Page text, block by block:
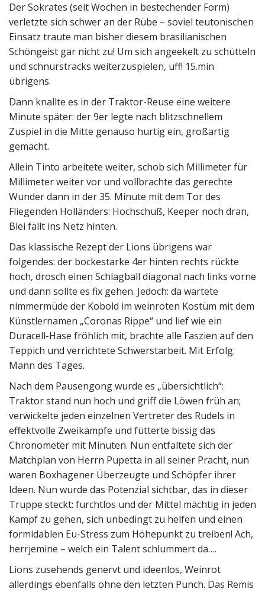
Der Sokrates (seit Wochen in bestechender Form)
verletzte sich schwer an der Rübe – soviel teutonischen
Einsatz traute man bisher diesem brasilianischen
Schöngeist gar nicht zu! Um sich angeekelt zu schütteln
und schnurstracks weiterzuspielen, uff! 15.min
übrigens.
Dann knallte es in der Traktor-Reuse eine weitere
Minute später: der 9er legte nach blitzschnellem
Zuspiel in die Mitte genauso hurtig ein, großartig
gemacht.
Allein Tinto arbeitete weiter, schob sich Millimeter für
Millimeter weiter vor und vollbrachte das gerechte
Wunder dann in der 35. Minute mit dem Tor des
Fliegenden Holländers: Hochschuß, Keeper noch dran,
Blei fällt ins Netz hinten.
Das klassische Rezept der Lions übrigens war
folgendes: der bockestarke 4er hinten rechts rückte
hoch, drosch einen Schlagball diagonal nach links vorne
und dann sollte es fix gehen. Jedoch: da wartete
nimmermüde der Kobold im weinroten Kostüm mit dem
Künstlernamen „Coronas Rippe“ und lief wie ein
Duracell-Hase fröhlich mit, brachte alle Faszien auf den
Teppich und verrichtete Schwerstarbeit. Mit Erfolg.
Mann des Tages.
Nach dem Pausengong wurde es „übersichtlich“:
Traktor stand nun hoch und griff die Löwen früh an;
verwickelte jeden einzelnen Vertreter des Rudels in
effektvolle Zweikämpfe und fütterte bissig das
Chronometer mit Minuten. Nun entfaltete sich der
Matchplan von Herrn Pupetta in all seiner Pracht, nun
waren Boxhagener Überzeugte und Schöpfer ihrer
Ideen. Nun wurde das Potenzial sichtbar, das in dieser
Truppe steckt: furchtlos und der Mittel mächtig in jeden
Kampf zu gehen, sich unbedingt zu helfen und einen
formidablen Eu-Stress zum Höhepunkt zu treiben! Ach,
herrjemine – welch ein Talent schlummert da….
Lions zusehends genervt und ideenlos, Weinrot
allerdings ebenfalls ohne den letzten Punch. Das Remis